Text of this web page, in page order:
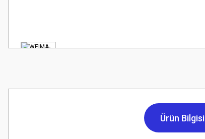
Ürün Bilgisi